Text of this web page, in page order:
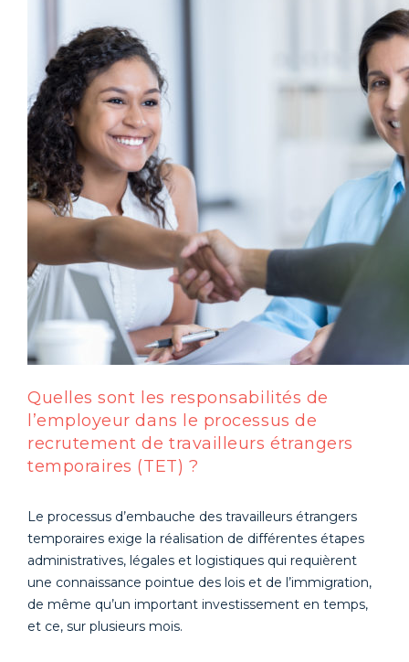
Quelles sont les responsabilités de
l’employeur dans le processus de
recrutement de travailleurs étrangers
temporaires (TET) ?
Le processus d’embauche des travailleurs étrangers
temporaires exige la réalisation de différentes étapes
administratives, légales et logistiques qui requièrent
une connaissance pointue des lois et de l’immigration,
de même qu’un important investissement en temps,
et ce, sur plusieurs mois.